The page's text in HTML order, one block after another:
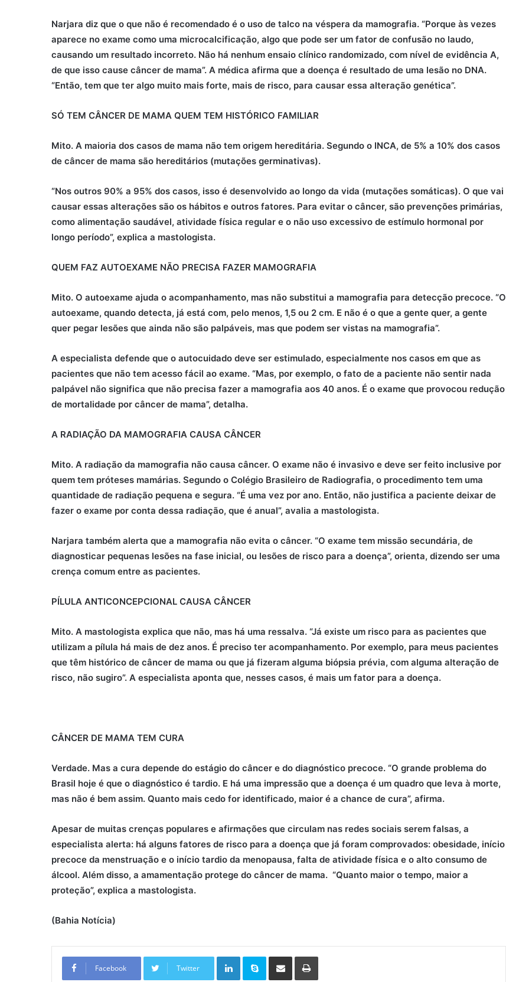
Narjara diz que o que não é recomendado é o uso de talco na véspera da mamografia. “Porque às vezes
aparece no exame como uma microcalcificação, algo que pode ser um fator de confusão no laudo,
causando um resultado incorreto. Não há nenhum ensaio clínico randomizado, com nível de evidência A,
de que isso cause câncer de mama”. A médica afirma que a doença é resultado de uma lesão no DNA.
“Então, tem que ter algo muito mais forte, mais de risco, para causar essa alteração genética”.
SÓ TEM CÂNCER DE MAMA QUEM TEM HISTÓRICO FAMILIAR
Mito. A maioria dos casos de mama não tem origem hereditária. Segundo o INCA, de 5% a 10% dos casos
de câncer de mama são hereditários (mutações germinativas).
“Nos outros 90% a 95% dos casos, isso é desenvolvido ao longo da vida (mutações somáticas). O que vai
causar essas alterações são os hábitos e outros fatores. Para evitar o câncer, são prevenções primárias,
como alimentação saudável, atividade física regular e o não uso excessivo de estímulo hormonal por
longo período”, explica a mastologista.
QUEM FAZ AUTOEXAME NÃO PRECISA FAZER MAMOGRAFIA
Mito. O autoexame ajuda o acompanhamento, mas não substitui a mamografia para detecção precoce. “O
autoexame, quando detecta, já está com, pelo menos, 1,5 ou 2 cm. E não é o que a gente quer, a gente
quer pegar lesões que ainda não são palpáveis, mas que podem ser vistas na mamografia”.
A especialista defende que o autocuidado deve ser estimulado, especialmente nos casos em que as
pacientes que não tem acesso fácil ao exame. “Mas, por exemplo, o fato de a paciente não sentir nada
palpável não significa que não precisa fazer a mamografia aos 40 anos. É o exame que provocou redução
de mortalidade por câncer de mama”, detalha.
A RADIAÇÃO DA MAMOGRAFIA CAUSA CÂNCER
Mito. A radiação da mamografia não causa câncer. O exame não é invasivo e deve ser feito inclusive por
quem tem próteses mamárias. Segundo o Colégio Brasileiro de Radiografia, o procedimento tem uma
quantidade de radiação pequena e segura. “É uma vez por ano. Então, não justifica a paciente deixar de
fazer o exame por conta dessa radiação, que é anual”, avalia a mastologista.
Narjara também alerta que a mamografia não evita o câncer. “O exame tem missão secundária, de
diagnosticar pequenas lesões na fase inicial, ou lesões de risco para a doença”, orienta, dizendo ser uma
crença comum entre as pacientes.
PÍLULA ANTICONCEPCIONAL CAUSA CÂNCER
Mito. A mastologista explica que não, mas há uma ressalva. “Já existe um risco para as pacientes que
utilizam a pílula há mais de dez anos. É preciso ter acompanhamento. Por exemplo, para meus pacientes
que têm histórico de câncer de mama ou que já fizeram alguma biópsia prévia, com alguma alteração de
risco, não sugiro”. A especialista aponta que, nesses casos, é mais um fator para a doença.
CÂNCER DE MAMA TEM CURA
Verdade. Mas a cura depende do estágio do câncer e do diagnóstico precoce. “O grande problema do
Brasil hoje é que o diagnóstico é tardio. E há uma impressão que a doença é um quadro que leva à morte,
mas não é bem assim. Quanto mais cedo for identificado, maior é a chance de cura”, afirma.
Apesar de muitas crenças populares e afirmações que circulam nas redes sociais serem falsas, a
especialista alerta: há alguns fatores de risco para a doença que já foram comprovados: obesidade, início
precoce da menstruação e o início tardio da menopausa, falta de atividade física e o alto consumo de
álcool. Além disso, a amamentação protege do câncer de mama. “Quanto maior o tempo, maior a
proteção”, explica a mastologista.
(Bahia Notícia)
Facebook Twitter
Linkedin Skype